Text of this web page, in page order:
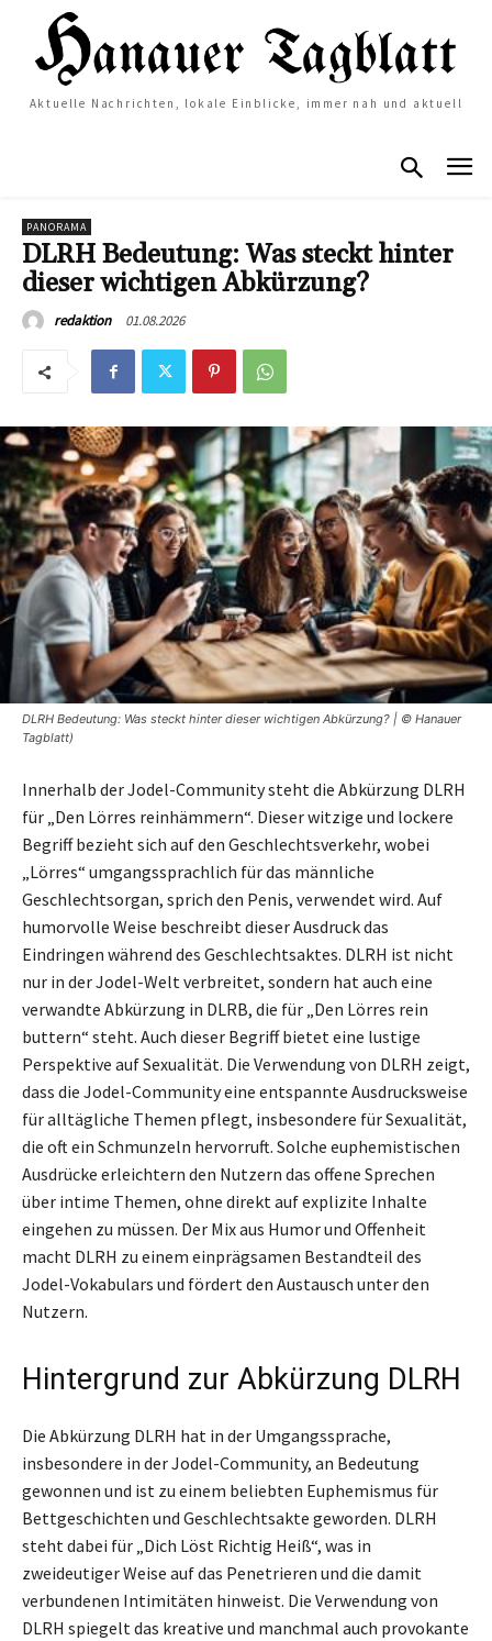
Aktuelle Nachrichten, lokale Einblicke, immer nah und aktuell
PANORAMA
DLRH Bedeutung: Was steckt hinter
dieser wichtigen Abkürzung?
redaktion 01.08.2026
DLRH Bedeutung: Was steckt hinter dieser wichtigen Abkürzung? | © Hanauer
Tagblatt)
Innerhalb der Jodel-Community steht die Abkürzung DLRH
für „Den Lörres reinhämmern“. Dieser witzige und lockere
Begriff bezieht sich auf den Geschlechtsverkehr, wobei
„Lörres“ umgangssprachlich für das männliche
Geschlechtsorgan, sprich den Penis, verwendet wird. Auf
humorvolle Weise beschreibt dieser Ausdruck das
Eindringen während des Geschlechtsaktes. DLRH ist nicht
nur in der Jodel-Welt verbreitet, sondern hat auch eine
verwandte Abkürzung in DLRB, die für „Den Lörres rein
buttern“ steht. Auch dieser Begriff bietet eine lustige
Perspektive auf Sexualität. Die Verwendung von DLRH zeigt,
dass die Jodel-Community eine entspannte Ausdrucksweise
für alltägliche Themen pflegt, insbesondere für Sexualität,
die oft ein Schmunzeln hervorruft. Solche euphemistischen
Ausdrücke erleichtern den Nutzern das offene Sprechen
über intime Themen, ohne direkt auf explizite Inhalte
eingehen zu müssen. Der Mix aus Humor und Offenheit
macht DLRH zu einem einprägsamen Bestandteil des
Jodel-Vokabulars und fördert den Austausch unter den
Nutzern.
Hintergrund zur Abkürzung DLRH
Die Abkürzung DLRH hat in der Umgangssprache,
insbesondere in der Jodel-Community, an Bedeutung
gewonnen und ist zu einem beliebten Euphemismus für
Bettgeschichten und Geschlechtsakte geworden. DLRH
steht dabei für „Dich Löst Richtig Heiß“, was in
zweideutiger Weise auf das Penetrieren und die damit
verbundenen Intimitäten hinweist. Die Verwendung von
DLRH spiegelt das kreative und manchmal auch provokante